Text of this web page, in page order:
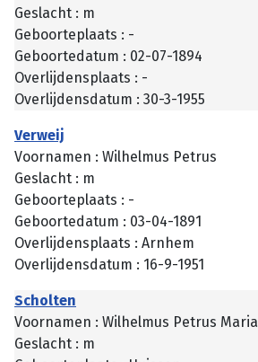
Geslacht : m
Geboorteplaats : -
Geboortedatum : 02-07-1894
Overlijdensplaats : -
Overlijdensdatum : 30-3-1955
Verweij
Voornamen : Wilhelmus Petrus
Geslacht : m
Geboorteplaats : -
Geboortedatum : 03-04-1891
Overlijdensplaats : Arnhem
Overlijdensdatum : 16-9-1951
Scholten
Voornamen : Wilhelmus Petrus Maria
Geslacht : m